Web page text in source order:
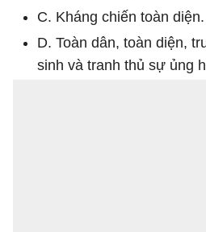
C. Kháng chiến toàn diện.
D. Toàn dân, toàn diện,
sinh và tranh thủ sự ủng